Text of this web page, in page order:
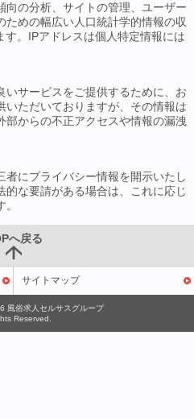
向の分析、サイトの管理、ユーザー
めの幅広い人口統計学的情報の収
。IPアドレスは個人特定情報には
いサービスをご提供するために、お
いただいておりますが、その情報は
部からの不正アクセスや情報の漏洩
者にプライバシー情報を開示いたし
的な要請がある場合は、これに応じ
へ戻る
サイトマップ
風俗求人セルサスグループ
Reserved.